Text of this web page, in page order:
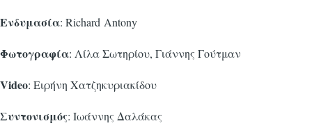
Ενδυμασία: Richard Antony
Φωτογραφία: Λίλα Σωτηρίου, Γιάννης Γούτμαν
Video: Ειρήνη Χατζηκυριακίδου
Συντονισμός: Ιωάννης Δαλάκας